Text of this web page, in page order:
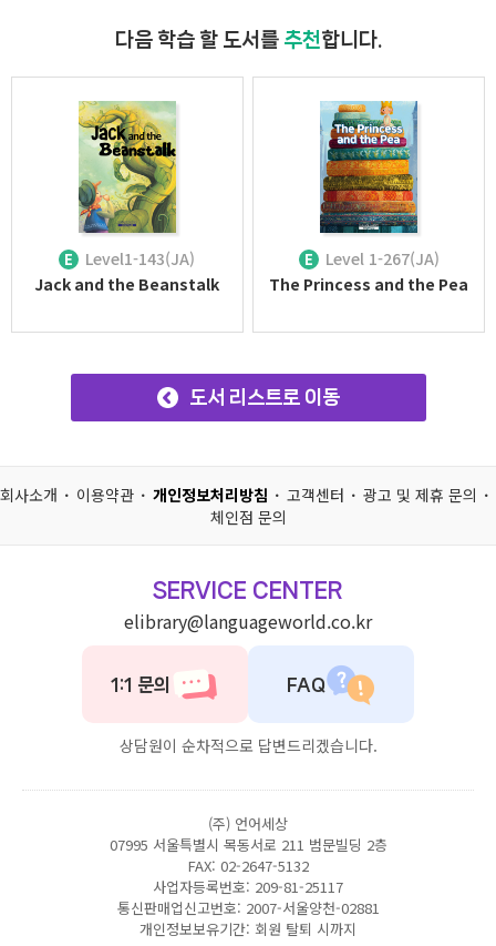
다음 학습 할 도서를 추천합니다.
E
Level1-143(JA)
Jack and the Beanstalk
E
Level 1-267(JA)
The Princess and the Pea
도서 리스트로 이동
회사소개 이용약관 개인정보처리방침 고객센터
광고 및 제휴 문의
체인점 문의
SERVICE CENTER
elibrary@languageworld.co.kr
1:1 문의 FAQ
상담원이 순차적으로 답변드리겠습니다.
(주) 언어세상
07995 서울특별시 목동서로 211 범문빌딩 2층
FAX: 02-2647-5132
사업자등록번호: 209-81-25117
통신판매업신고번호: 2007-서울양천-02881
개인정보보유기간: 회원 탈퇴 시까지